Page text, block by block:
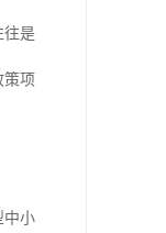
往是
策项
中小